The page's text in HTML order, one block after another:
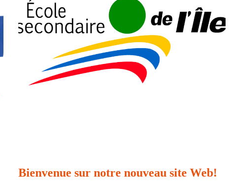
Bienvenue sur notre nouveau site Web!